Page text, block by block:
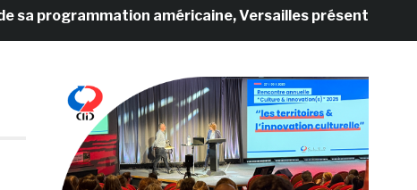
américaine, Versailles présente une